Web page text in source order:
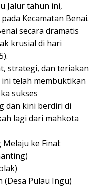
Jalur tahun ini,
Kecamatan Benai.
secara dramatis
krusial di hari
strategi, dan teriakan
ini telah membuktikan
sukses
dan kini berdiri di
lagi dari mahkota
ke Final:
(Desa Pulau Ingu)